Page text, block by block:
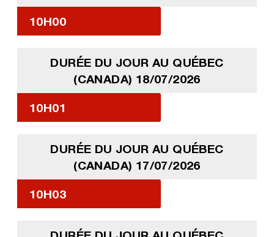
10H00
DURÉE DU JOUR AU QUÉBEC
(CANADA) 18/07/2026
10H01
DURÉE DU JOUR AU QUÉBEC
(CANADA) 17/07/2026
10H03